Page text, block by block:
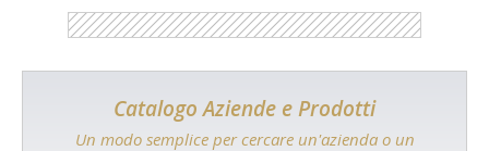
Catalogo Aziende e Prodotti
Un modo semplice per cercare un'azienda o un